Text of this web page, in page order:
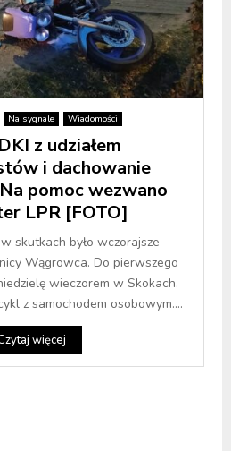
Na sygnale Wiadomości
z udziałem
i dachowanie
pomoc wezwano
LPR [FOTO]
skutkach było wczorajsze
Wągrowca. Do pierwszego
wieczorem w Skokach.
z samochodem osobowym....
więcej